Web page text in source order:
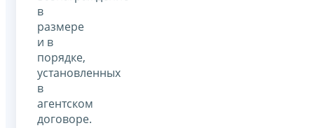
в
размере
и в
порядке,
установленных
в
агентском
договоре.